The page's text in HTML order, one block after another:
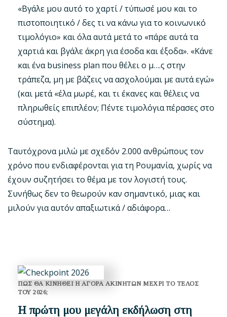
«Βγάλε μου αυτό το χαρτί / τύπωσέ μου και το
πιστοποιητικό / δες τι να κάνω για το κοινωνικό
τιμολόγιο» και όλα αυτά μετά το «πάρε αυτά τα
χαρτιά και βγάλε άκρη για έσοδα και έξοδα». «Κάνε
και ένα business plan που θέλει ο μ….ς στην
τράπεζα, μη με βάζεις να ασχολούμαι με αυτά εγώ»
(και μετά «έλα μωρέ, και τι έκανες και θέλεις να
πληρωθείς επιπλέον; Πέντε τιμολόγια πέρασες στο
σύστημα).
Ταυτόχρονα μιλώ με σχεδόν 2.000 ανθρώπους τον
χρόνο που ενδιαφέρονται για τη Ρουμανία, χωρίς να
έχουν συζητήσει το θέμα με τον λογιστή τους.
Συνήθως δεν το θεωρούν καν σημαντικό, μιας και
μιλούν για αυτόν απαξιωτικά / αδιάφορα…
ΠΩΣ ΘΑ ΚΙΝΗΘΕΙ Η ΑΓΟΡΑ ΑΚΙΝΗΤΩΝ ΜΕΧΡΙ ΤΟ ΤΕΛΟΣ
ΤΟΥ 2026;
Η πρώτη μου μεγάλη εκδήλωση στη